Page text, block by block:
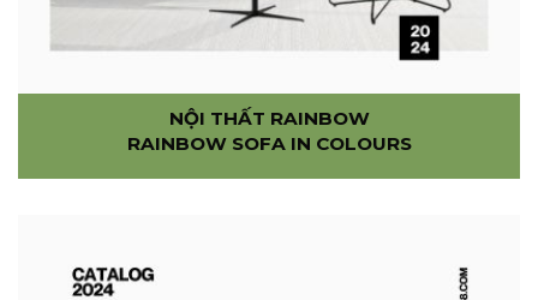
NỘI THẤT RAINBOW
RAINBOW SOFA IN COLOURS